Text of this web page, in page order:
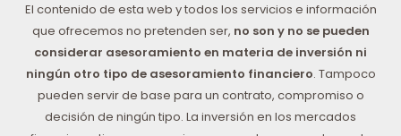
El contenido de esta web y todos los servicios e información
que ofrecemos no pretenden ser, no son y no se pueden
considerar asesoramiento en materia de inversión ni
ningún otro tipo de asesoramiento financiero. Tampoco
pueden servir de base para un contrato, compromiso o
decisión de ningún tipo. La inversión en los mercados